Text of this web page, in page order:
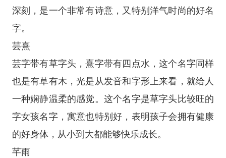
深刻，是一个非常有诗意，又特别洋气时尚的好名
字。
芸熹
芸字带有草字头，熹字带有四点水，这个名字同样
也是有草有木，光是从发音和字形上来看，就给人
一种娴静温柔的感觉。这个名字是草字头比较旺的
字女孩名字，寓意也特别好，表明孩子会拥有健康
的好身体，从小到大都能够快乐成长。
芊雨